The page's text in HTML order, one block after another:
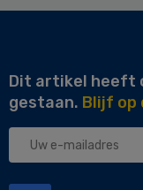
Dit artikel heeft
gestaan. Blijf op
Uw